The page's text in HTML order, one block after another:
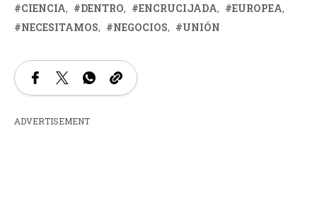
CIENCIA DENTRO ENCRUCIJADA
EUROPEA
NECESITAMOS
NEGOCIOS UNIÓN
ADVERTISEMENT